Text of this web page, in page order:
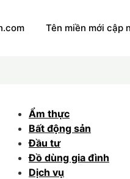
Tên miền mới cập
Ẩm thực
Bất động sản
Đầu tư
Đồ dùng gia đình
Dịch vụ